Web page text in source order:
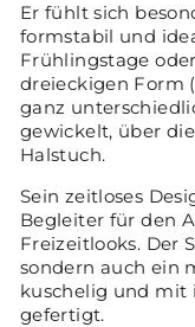
Er fühlt sich
formstabil und
Frühlingstage
dreieckigen Form
ganz
gewickelt, über
Halstuch.
Sein zeitloses
Begleiter für den
Freizeitlooks. Der
sondern auch ein
kuschelig und mit
gefertigt.